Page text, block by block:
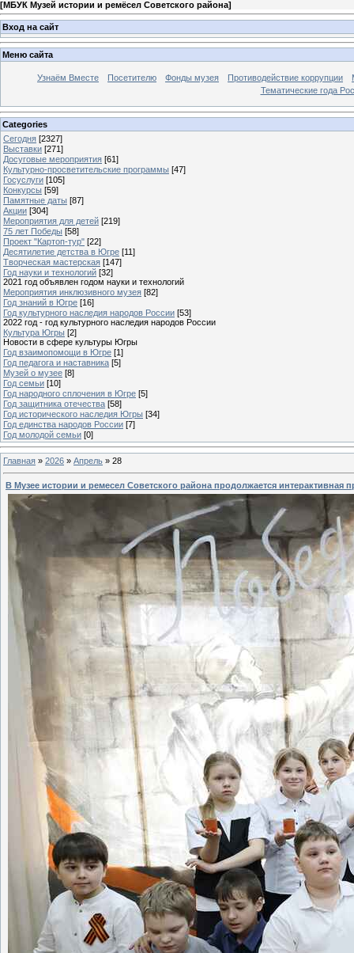
[МБУК Музей истории и ремёсел Советского района]
Вход на сайт
Меню сайта
Узнаём Вместе Посетителю Фонды музея Противодействие коррупции
Тематические года
Categories
Сегодня [2327]
Выставки [271]
Досуговые мероприятия [61]
Культурно-просветительские программы [47]
Госуслуги [105]
Конкурсы [59]
Памятные даты [87]
Акции [304]
Мероприятия для детей [219]
75 лет Победы [58]
Проект "Картоп-тур" [22]
Десятилетие детства в Югре [11]
Творческая мастерская [147]
Год науки и технологий [32]
2021 год объявлен годом науки и технологий
Мероприятия инклюзивного музея [82]
Год знаний в Югре [16]
Год культурного наследия народов России [53]
2022 год - год культурного наследия народов России
Культура Югры [2]
Новости в сфере культуры Югры
Год взаимопомощи в Югре [1]
Год педагога и наставника [5]
Музей о музее [8]
Год семьи [10]
Год народного сплочения в Югре [5]
Год защитника отечества [58]
Год исторического наследия Югры [34]
Год единства народов России [7]
Год молодой семьи [0]
Главная » 2026 » Апрель » 28
В Музее истории и ремесел Советского района продолжается